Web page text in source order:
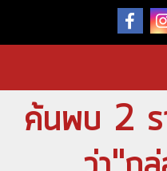
ค้นพบ 2 ร